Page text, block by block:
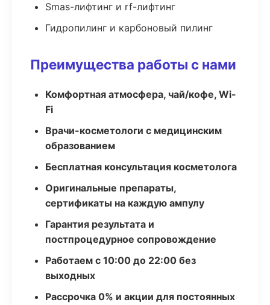
Smas-лифтинг и rf-лифтинг
Гидропилинг и карбоновый пилинг
Преимущества работы с нами
Комфортная атмосфера, чай/кофе, Wi-
Fi
Врачи-косметологи с медицинским
образованием
Бесплатная консультация косметолога
Оригинальные препараты,
сертификаты на каждую ампулу
Гарантия результата и
постпроцедурное сопровождение
Работаем с 10:00 до 22:00 без
выходных
Рассрочка 0% и акции для постоянных